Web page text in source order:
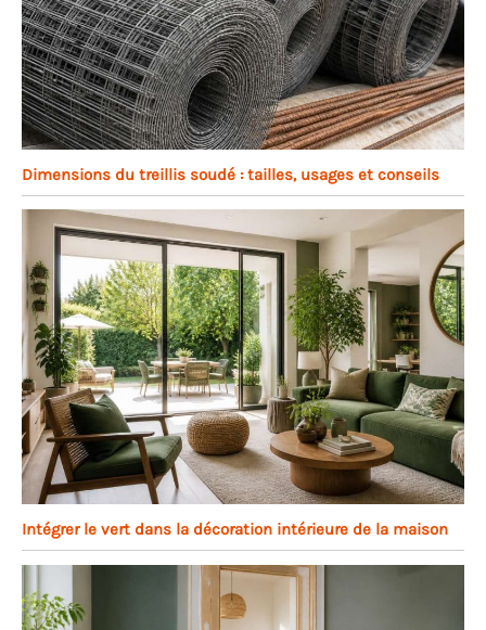
Dimensions du treillis soudé : tailles, usages et conseils
Intégrer le vert dans la décoration intérieure de la maison